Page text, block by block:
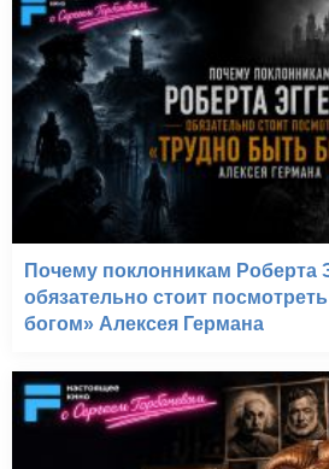
Почему поклонникам Роберта
обязательно стоит
богом» Алексея Германа